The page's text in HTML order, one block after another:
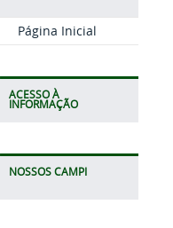
Página Inicial
ACESSO À
INFORMAÇÃO
NOSSOS CAMPI